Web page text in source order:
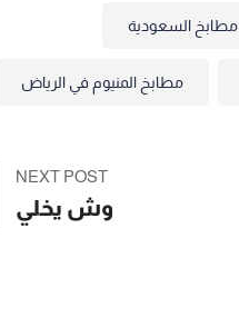
مطابخ السعودية
مطابخ المنيوم في الرياض
NEXT POST
وش يخلي